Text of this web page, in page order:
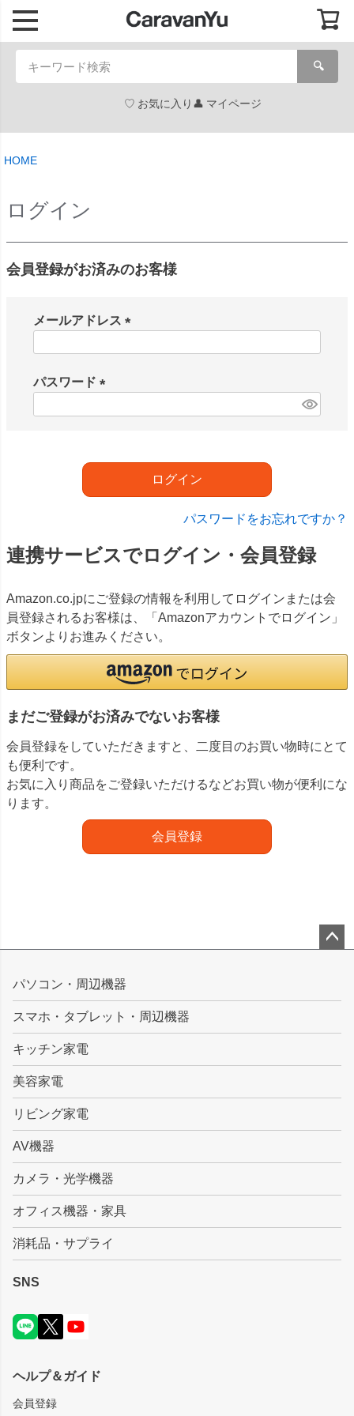
🔍
お気に入り マイページ
HOME
ログイン
会員登録がお済みのお客様
メールアドレス
パスワード
)
ログイン
パスワードをお忘れですか？
連携サービスでログイン・会員登録
Amazon.co.jpにご登録の情報を利用してログインまたは会
員登録されるお客様は、「Amazonアカウントでログイン」
ボタンよりお進みください。
まだご登録がお済みでないお客様
会員登録をしていただきますと、二度目のお買い物時にとて
も便利です。
お気に入り商品をご登録いただけるなどお買い物が便利にな
ります。
会員登録
ップ
パソコン・周辺機器
スマホ・タブレット・周辺機器
キッチン家電
美容家電
リビング家電
AV機器
カメラ・光学機器
オフィス機器・家具
消耗品・サプライ
SNS
ヘルプ＆ガイド
会員登録